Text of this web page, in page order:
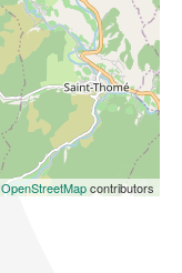
OpenStreetMapcontributors